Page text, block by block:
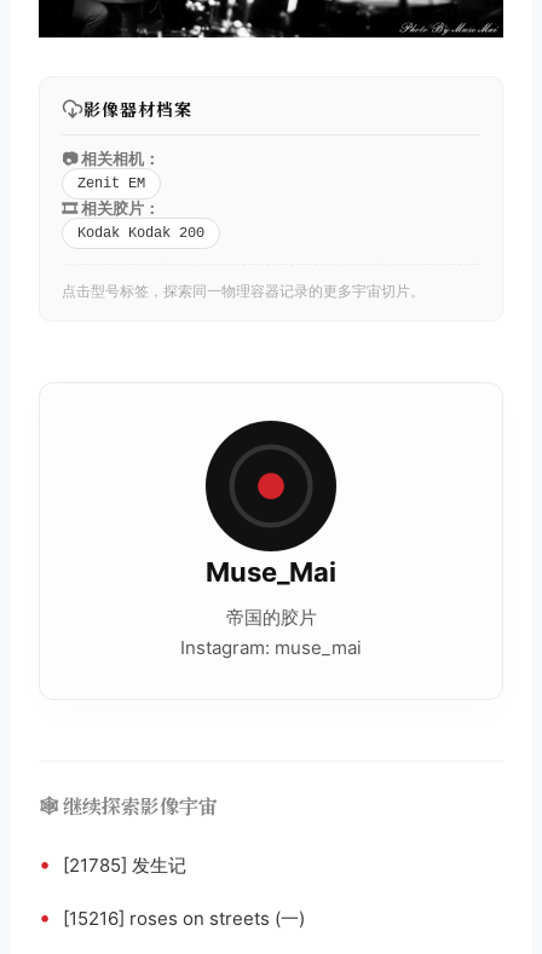
影像器材档案
📷 相关相机：
Zenit EM
🎞️ 相关胶片：
Kodak Kodak 200
点击型号标签，探索同一物理容器记录的更多宇宙切片。
Muse_Mai
帝国的胶片
Instagram: muse_mai
🕸️ 继续探索影像宇宙
• [21785] 发生记
• [15216] roses on streets (一)
取消